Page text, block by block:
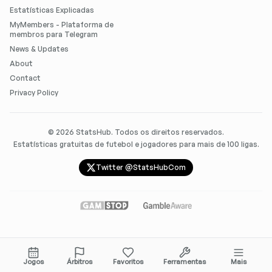
Estatísticas Explicadas
MyMembers - Plataforma de
membros para Telegram
News & Updates
About
Contact
Privacy Policy
© 2026 StatsHub. Todos os direitos reservados.
Estatísticas gratuitas de futebol e jogadores para mais de 100 ligas.
Twitter @StatsHubCom
Jogos Árbitros Favoritos Ferramentas Mais